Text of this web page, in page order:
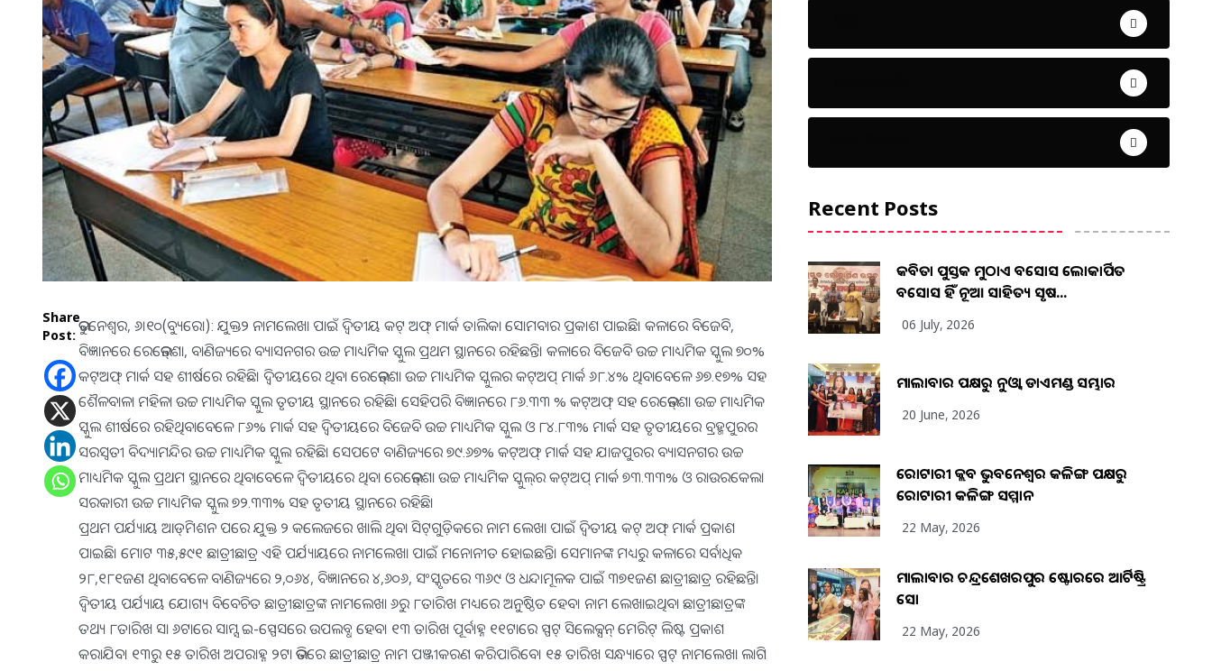
Share
Post:
ଭୁବନେଶ୍ୱର, ୬।୧୦(ବ୍ୟୁରୋ): ଯୁକ୍ତ୨ ନାମଲେଖା ପାଇଁ ଦ୍ୱିତୀୟ କଟ୍‌ ଅଫ୍‌ ମାର୍କ ତାଲିକା ସୋମବାର ପ୍ରକାଶ ପାଇଛି। କଳାରେ ବିଜେବି,
ବିଜ୍ଞାନରେ ରେଭେନ୍‌ଶା, ବାଣିଜ୍ୟରେ ବ୍ୟାସନଗର ଉଚ୍ଚ ମାଧ୍ୟମିକ ସ୍କୁଲ ପ୍ରଥମ ସ୍ଥାନରେ ରହିଛନ୍ତି। କଳାରେ ବିଜେବି ଉଚ୍ଚ ମାଧ୍ୟମିକ ସ୍କୁଲ ୭୦%
କଟ୍‌ଅଫ୍‌ ମାର୍କ ସହ ଶୀର୍ଷରେ ରହିଛି। ଦ୍ୱିତୀୟରେ ଥିବା ରେଭେନ୍‌ଶା ଉଚ୍ଚ ମାଧ୍ୟମିକ ସ୍କୁଲର କଟ୍‌ଅପ୍‌ ମାର୍କ ୬୮.୪% ଥିବାବେଳେ ୬୭.୧୭% ସହ
ଶୈଳବାଳା ମହିଳା ଉଚ୍ଚ ମାଧ୍ୟମିକ ସ୍କୁଲ ତୃତୀୟ ସ୍ଥାନରେ ରହିଛି। ସେହିପରି ବିଜ୍ଞାନରେ ୮୬.୩୩ % କଟ୍‌ଅଫ୍‌ ସହ ରେଭେନ୍‌ଶା ଉଚ୍ଚ ମାଧ୍ୟମିକ
ସ୍କୁଲ ଶୀର୍ଷରେ ରହିଥିବାବେଳେ ୮୬% ମାର୍କ ସହ ଦ୍ୱିତୀୟରେ ବିଜେବି ଉଚ୍ଚ ମାଧ୍ୟମିକ ସ୍କୁଲ ଓ ୮୪.୮୩% ମାର୍କ ସହ ତୃତୀୟରେ ବ୍ରହ୍ମପୁରର
ସରସ୍ବତୀ ବିଦ୍ୟାମନ୍ଦିର ଉଚ୍ଚ ମାଧ୍ୟମିକ ସ୍କୁଲ ରହିଛି। ସେପଟେ ବାଣିଜ୍ୟରେ ୭୯.୬୭% କଟ୍‌ଅଫ୍‌ ମାର୍କ ସହ ଯାଜପୁରର ବ୍ୟାସନଗର ଉଚ୍ଚ
ମାଧ୍ୟମିକ ସ୍କୁଲ ପ୍ରଥମ ସ୍ଥାନରେ ଥିବାବେଳେ ଦ୍ୱିତୀୟରେ ଥିବା ରେଭେନ୍‌ଶା ଉଚ୍ଚ ମାଧ୍ୟମିକ ସ୍କୁଲ୍‌ର କଟ୍‌ଅପ୍‌ ମାର୍କ ୭୩.୩୩% ଓ ରାଉରକେଲା
ସରକାରୀ ଉଚ୍ଚ ମାଧ୍ୟମିକ ସ୍କୁଲ ୭୨.୩୩% ସହ ତୃତୀୟ ସ୍ଥାନରେ ରହିଛି।
ପ୍ରଥମ ପର୍ଯ୍ୟାୟ ଆଡ୍‌ମିଶନ ପରେ ଯୁକ୍ତ ୨ କଲେଜରେ ଖାଲି ଥିବା ସିଟ୍‌ଗୁଡ଼ିକରେ ନାମ ଲେଖା ପାଇଁ ଦ୍ୱିତୀୟ କଟ୍‌ ଅଫ୍‌ ମାର୍କ ପ୍ରକାଶ
ପାଇଛି। ମୋଟ ୩୫,୫୯୧ ଛାତ୍ରୀଛାତ୍ର ଏହି ପର୍ଯ୍ୟାୟରେ ନାମଲେଖା ପାଇଁ ମନୋନୀତ ହୋଇଛନ୍ତି। ସେମାନଙ୍କ ମଧ୍ୟରୁ କଳାରେ ସର୍ବାଧିକ
୨୮,୧୮୧ଜଣ ଥିବାବେଳେ ବାଣିଜ୍ୟରେ ୨,୦୬୪, ବିଜ୍ଞାନରେ ୪,୬୦୬, ସଂସ୍କୃତରେ ୩୬୯ ଓ ଧନ୍ଦାମୂଳକ ପାଇଁ ୩୭୧ଜଣ ଛାତ୍ରୀଛାତ୍ର ରହିଛନ୍ତି।
ଦ୍ୱିତୀୟ ପର୍ଯ୍ୟାୟ ଯୋଗ୍ୟ ବିବେଚିତ ଛାତ୍ରୀଛାତ୍ରଙ୍କ ନାମଲେଖା ୬ରୁ ୮ତାରିଖ ମଧ୍ୟରେ ଅନୁଷ୍ଠିତ ହେବ। ନାମ ଲେଖାଇଥିବା ଛାତ୍ରୀଛାତ୍ରଙ୍କ
ତଥ୍ୟ ୮ତାରିଖ ସା ୬ଟାରେ ସାମ୍ସ ଇ-ସ୍ପେସରେ ଉପଲବ୍ଧ ହେବ। ୧୩ ତାରିଖ ପୂର୍ବାହ୍ନ ୧୧ଟାରେ ସ୍ପଟ୍‌ ସିଲେକ୍ସନ୍‌ ମେରିଟ୍‌ ଲିଷ୍ଟ ପ୍ରକାଶ
କରାଯିବ। ୧୩ରୁ ୧୫ ତାରିଖ ଅପରାହ୍ନ ୨ଟା ଭିତରେ ଛାତ୍ରୀଛାତ୍ର ନାମ ପଞ୍ଜୀକରଣ କରିପାରିବେ। ୧୫ ତାରିଖ ସନ୍ଧ୍ୟାରେ ସ୍ପଟ୍‌ ନାମଲେଖା ଲାଗି
Recent Posts
କବିତା ପୁସ୍ତକ ମୁଠାଏ ଅବସୋସ ଲୋକାର୍ପିତ
ଅବସୋସ ହିଁ ନୂଆ ସାହିତ୍ୟ ସୃଷ...
06 July, 2026
ମାଲାବାର ପକ୍ଷରୁ ନୁଓ୍ବା ଡାଏମଣ୍ଡ ସମ୍ଭାର
20 June, 2026
ରୋଟାରୀ କ୍ଲବ ଭୁବନେଶ୍ୱର କଳିଙ୍ଗ ପକ୍ଷରୁ
ରୋଟାରୀ କଳିଙ୍ଗ ସମ୍ମାନ
22 May, 2026
ମାଲାବାର ଚନ୍ଦ୍ରଶେଖରପୁର ଷ୍ଟୋରରେ ଆର୍ଟିଷ୍ଟ୍ରି
ସୋ
22 May, 2026